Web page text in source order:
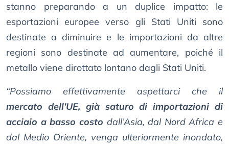
stanno preparando a un duplice impatto: le
esportazioni europee verso gli Stati Uniti sono
destinate a diminuire e le importazioni da altre
regioni sono destinate ad aumentare, poiché il
metallo viene dirottato lontano dagli Stati Uniti.
“Possiamo effettivamente aspettarci che il
mercato dell’UE, già saturo di importazioni di
acciaio a basso costo dall’Asia, dal Nord Africa e
dal Medio Oriente, venga ulteriormente inondato,